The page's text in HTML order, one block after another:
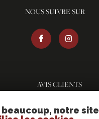
NOUS SUIVRE SUR
AVIS CLIENTS
beaucoup, notre site